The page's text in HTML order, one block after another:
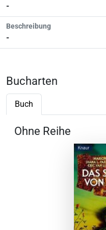
-
Beschreibung
-
Bucharten
Buch
Ohne Reihe